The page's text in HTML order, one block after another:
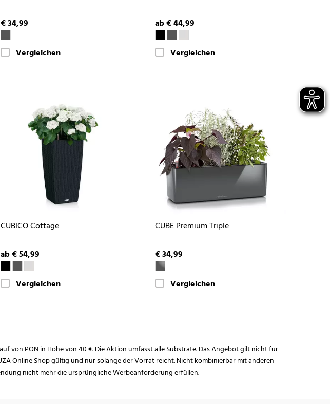
€ 34,99
Vergleichen
ab € 44,99
Vergleichen
CUBICO Cottage
ab € 54,99
Vergleichen
CUBE Premium Triple
€ 34,99
Vergleichen
von PON in Höhe von 40 €. Die Aktion umfasst alle Substrate. Das Angebot gilt nicht für
Online Shop gültig und nur solange der Vorrat reicht. Nicht kombinierbar mit anderen
nicht mehr die ursprüngliche Werbeanforderung erfüllen.